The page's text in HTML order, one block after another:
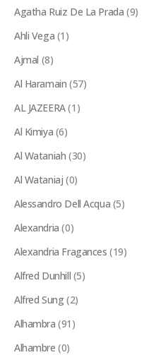
Agatha Ruiz De La Prada (9)
Ahli Vega (1)
Ajmal (8)
Al Haramain (57)
AL JAZEERA(1)
Al Kimiya (6)
Al Wataniah (30)
Al Wataniaj (0)
Alessandro Dell Acqua (5)
Alexandria (0)
Alexandria Fragances (19)
Alfred Dunhill (5)
Alfred Sung(2)
Alhambra (91)
Alhambre (0)